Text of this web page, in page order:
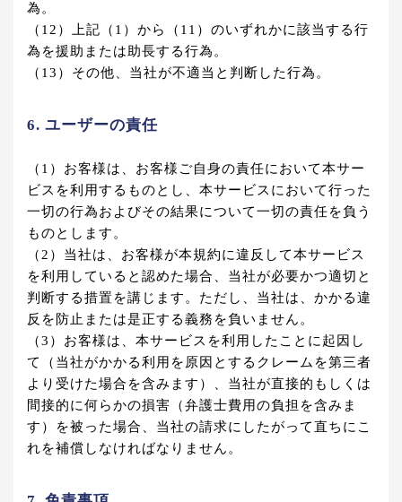
為。
（12）上記（1）から（11）のいずれかに該当する行
為を援助または助長する行為。
（13）その他、当社が不適当と判断した行為。
6. ユーザーの責任
（1）お客様は、お客様ご自身の責任において本サー
ビスを利用するものとし、本サービスにおいて行った
一切の行為およびその結果について一切の責任を負う
ものとします。
（2）当社は、お客様が本規約に違反して本サービス
を利用していると認めた場合、当社が必要かつ適切と
判断する措置を講じます。ただし、当社は、かかる違
反を防止または是正する義務を負いません。
（3）お客様は、本サービスを利用したことに起因し
て（当社がかかる利用を原因とするクレームを第三者
より受けた場合を含みます）、当社が直接的もしくは
間接的に何らかの損害（弁護士費用の負担を含みま
す）を被った場合、当社の請求にしたがって直ちにこ
れを補償しなければなりません。